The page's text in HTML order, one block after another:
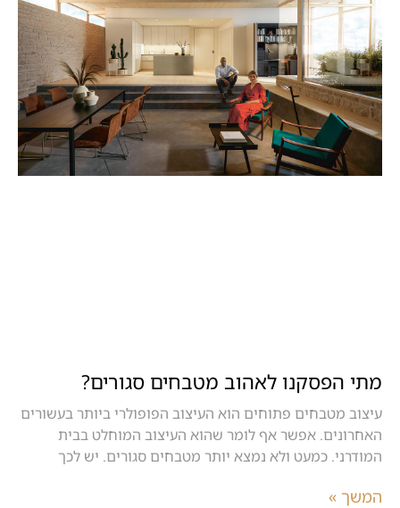
מתי הפסקנו לאהוב מטבחים סגורים?
עיצוב מטבחים פתוחים הוא העיצוב הפופולרי ביותר בעשורים
האחרונים. אפשר אף לומר שהוא העיצוב המוחלט בבית
המודרני. כמעט ולא נמצא יותר מטבחים סגורים. יש לכך
המשך »